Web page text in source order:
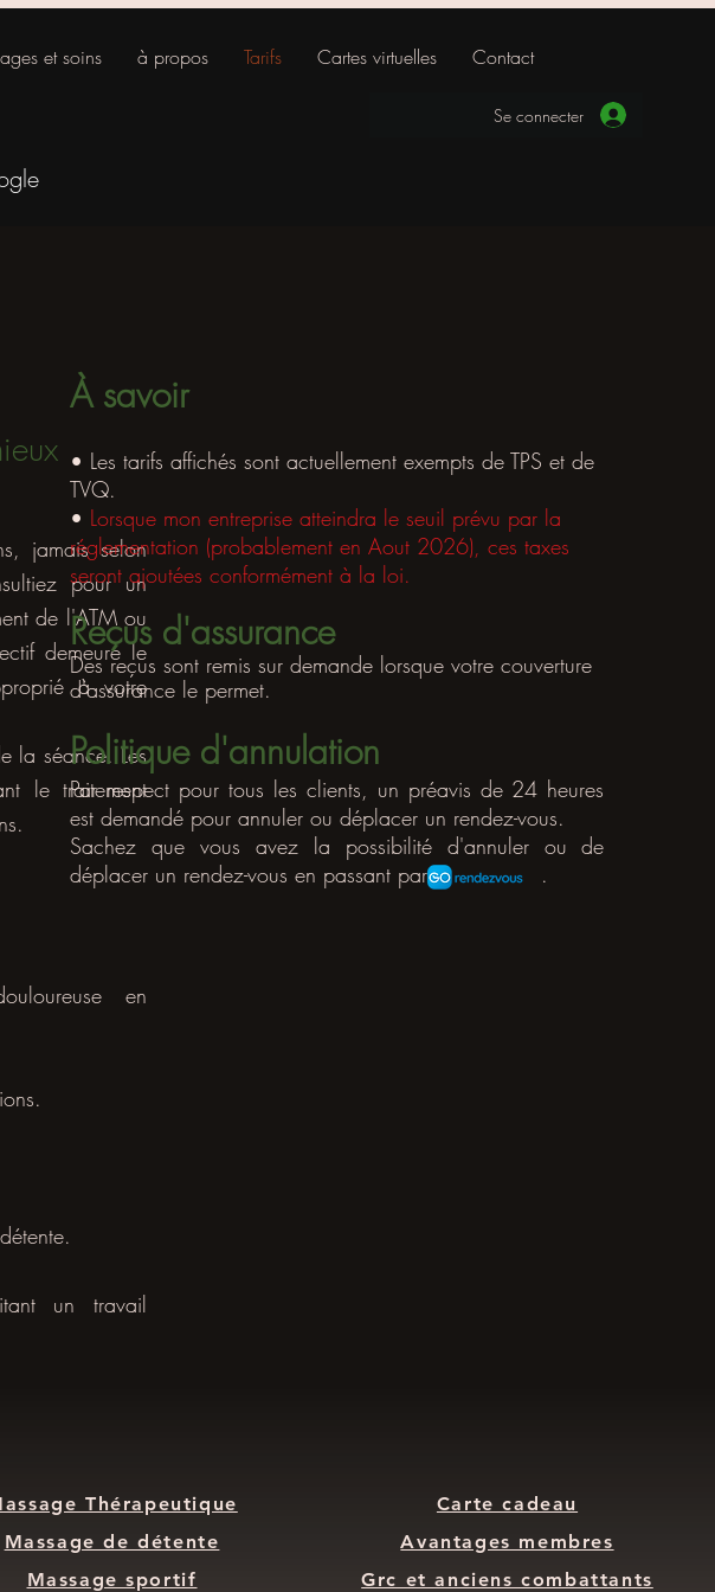
et soins à propos Tarifs Cartes virtuelles Contact
Se connecter
jamais selon
pour un
de l'ATM ou
demeure le
à votre
la séance. Les
le traitement
en
un travail
À savoir
• Les tarifs affichés sont actuellement exempts de TPS et de
TVQ.
• Lorsque mon entreprise atteindra le seuil prévu par la
réglementation (probablement en Aout 2026), ces taxes
seront ajoutées conformément à la loi.
Reçus d'assurance
Des reçus sont remis sur demande lorsque votre couverture
d'assurance le permet.
Politique d'annulation
Par respect pour tous les clients, un préavis de 24 heures
est demandé pour annuler ou déplacer un rendez-vous.
Sachez que vous avez la possibilité d'annuler ou de
déplacer un rendez-vous en passant par .
Thérapeutique
Massage de détente
Massage sportif
Carte cadeau
Avantages membres
Grc et anciens combattants